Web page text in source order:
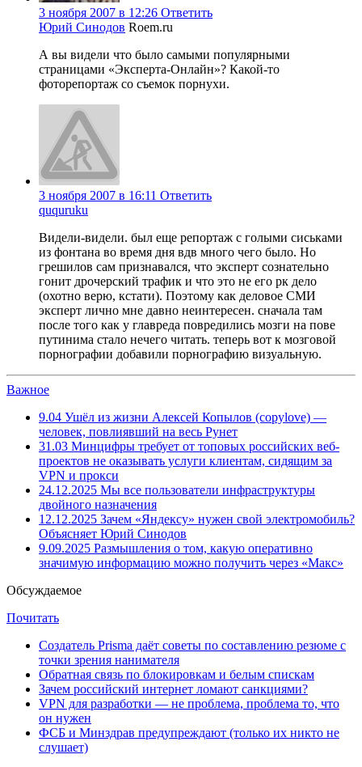
3 ноября 2007 в 12:26 Ответить
Юрий Синодов Roem.ru
А вы видели что было самыми популярными
страницами «Эксперта-Онлайн»? Какой-то
фоторепортаж со съемок порнухи.
3 ноября 2007 в 16:11 Ответить
ququruku
Видели-видели. был еще репортаж с голыми сиськами
из фонтана во время дня вдв много чего было. Но
грешилов сам признавался, что эксперт сознательно
гонит дрочерский трафик и что это не его рк дело
(охотно верю, кстати). Поэтому как деловое СМИ
эксперт лично мне давно неинтересен. сначала там
после того как у главреда повредились мозги на пове
путинима стало нечего читать. теперь вот к мозговой
порнографии добавили порнографию визуальную.
Важное
9.04 Ушёл из жизни Алексей Копылов (copylove) —
человек, повлиявший на весь Рунет
31.03 Минцифры требует от топовых российских веб-
проектов не оказывать услуги клиентам, сидящим за
VPN и прокси
24.12.2025 Мы все пользователи инфраструктуры
двойного назначения
12.12.2025 Зачем «Яндексу» нужен свой электромобиль?
Объясняет Юрий Синодов
9.09.2025 Размышления о том, какую оперативно
значимую информацию можно получить через «Макс»
Обсуждаемое
Почитать
Создатель Prisma даёт советы по составлению резюме с
точки зрения нанимателя
Обратная связь по блокировкам и белым спискам
Зачем российский интернет ломают санкциями?
VPN для разработки — не проблема, проблема то, что
он нужен
ФСБ и Минздрав предупреждают (только их никто не
слушает)